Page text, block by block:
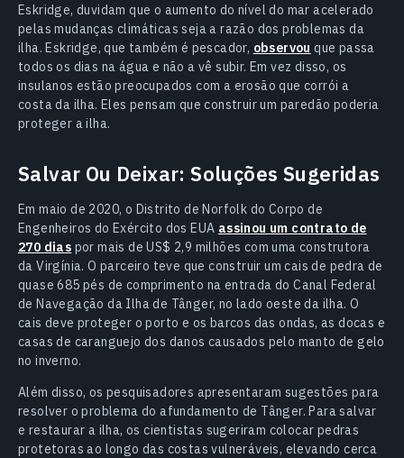
Eskridge, duvidam que o aumento do nível do mar acelerado
pelas mudanças climáticas seja a razão dos problemas da
ilha. Eskridge, que também é pescador, observou que passa
todos os dias na água e não a vê subir. Em vez disso, os
insulanos estão preocupados com a erosão que corrói a
costa da ilha. Eles pensam que construir um paredão poderia
proteger a ilha.
Salvar Ou Deixar: Soluções Sugeridas
Em maio de 2020, o Distrito de Norfolk do Corpo de
Engenheiros do Exército dos EUA assinou um contrato de
270 dias por mais de US$ 2,9 milhões com uma construtora
da Virgínia. O parceiro teve que construir um cais de pedra de
quase 685 pés de comprimento na entrada do Canal Federal
de Navegação da Ilha de Tânger, no lado oeste da ilha. O
cais deve proteger o porto e os barcos das ondas, as docas e
casas de caranguejo dos danos causados pelo manto de gelo
no inverno.
Além disso, os pesquisadores apresentaram sugestões para
resolver o problema do afundamento de Tânger. Para salvar
e restaurar a ilha, os cientistas sugeriram colocar pedras
protetoras ao longo das costas vulneráveis, elevando cerca